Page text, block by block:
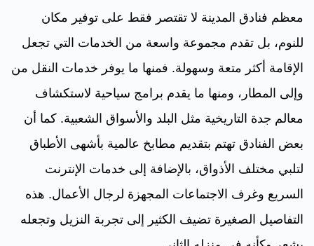
معظم فنادق المدينة لا تقتصر فقط على توفير مكان
للنوم، بل تقدم مجموعة واسعة من الخدمات التي تجعل
الإقامة أكثر متعة وسهولة. فمنها ما يوفر خدمات النقل من
وإلى المطار، ومنها ما يقدم برامج سياحية لاستكشاف
معالم جدة التاريخية مثل البلد والأسواق الشعبية. كما أن
بعض الفنادق تهتم بتقديم مطابخ عالمية بأشهى الأطباق
لتلبي مختلف الأذواق، بالإضافة إلى خدمات الإنترنت
السريع وغرف الاجتماعات المجهزة لرجال الأعمال. هذه
التفاصيل الصغيرة تضيف الكثير إلى تجربة النزيل وتجعله